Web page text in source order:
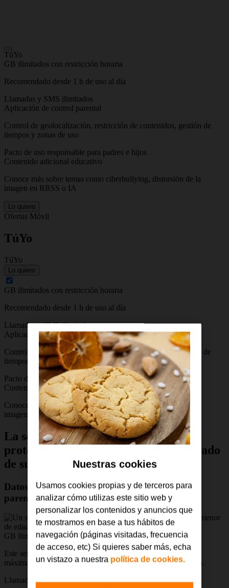
TúYo
GB ilimitados con restricción horaria
Recomendado desde 1 h de uso al día
Llamadas y SMS ilimitados
Aplicación de control parental
Control de geolocalización, restricción de contenidos, gestión de
tiempos y zonas de uso
Pacto de uso responsable para padres e hijos
Contenido adicional educativo
Conoce más sobre temas como ciberbullying, distorsión de la
imagen en RRSS o IA
Lo quiero
Ofertas Móvil
TúYo
TúYo
Lo quiero
GB ilimitados con restricción horaria
Recomendado desde 1 h de uso al día
Llamadas y SMS ilimitados
Aplicación de control parental
Control de geolocalización, restricción de contenidos, gestión de
tiempos y zonas de uso
Pacto de uso responsable para padres e hijos
Contenido adicional educativo
Conoce más sobre temas como ciberbullying, distorsión de la
imagen en RRSS o IA
La solución completa de Orange para
proteger a tus hijos de un uso inadecuado
de su primer móvil
Datos con restricción horaria de uso y control
parental
GB ilimitados durante un máximo de horas al día
Este servicio cuenta con GB ilimitados para navegar en 5G a
máxima velocidad durante un número máximo de horas al día.
Llamadas ilimitadas
Nuestras cookies
Usamos cookies propias y de terceros para
analizar cómo utilizas este sitio web y
personalizar los contenidos y anuncios que
te mostramos en base a tus hábitos de
navegación (páginas visitadas, frecuencia
de acceso, etc) Si quieres saber más, echa
un vistazo a nuestra política de cookies.